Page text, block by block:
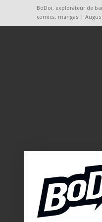
BoDoï, explorateur de
comics, mangas |